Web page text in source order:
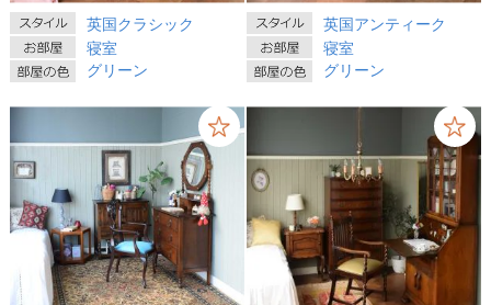
英国クラシック
寝室
グリーン
英国アンティーク
寝室
グリーン